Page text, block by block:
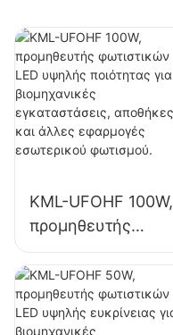
εγκαταστάσεις,
γυμναστήρια κ.λπ.
KML-UFOHF 100W,
προμηθευτής
φωτιστικών LED
υψηλής ποιότητας
για βιομηχανικές
εγκαταστάσεις,